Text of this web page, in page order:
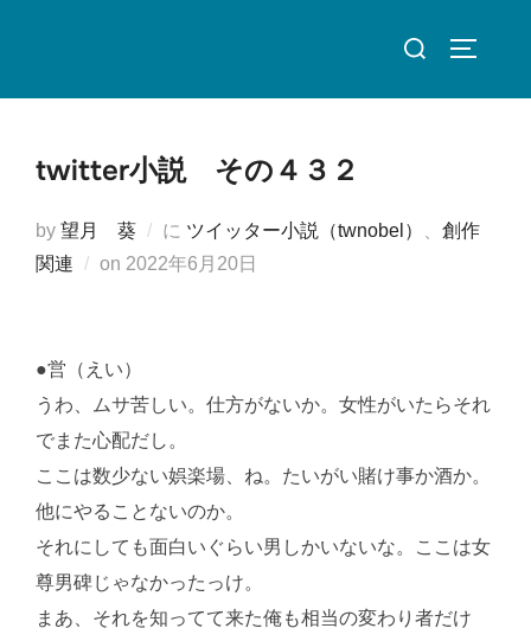
検
対
twitter小説 その４３２
by 望月 葵 に ツイッター小説（twnobel）
創作
関連
on 投
2022年6月20日
●営（えい）
うわ、ムサ苦しい。仕方がないか。女性がいたらそれ
でまた心配だし。
ここは数少ない娯楽場、ね。たいがい賭け事か酒か。
他にやることないのか。
それにしても面白いぐらい男しかいないな。ここは女
尊男碑じゃなかったっけ。
まあ、それを知ってて来た俺も相当の変わり者だけ